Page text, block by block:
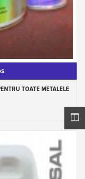
TOATE METALELE